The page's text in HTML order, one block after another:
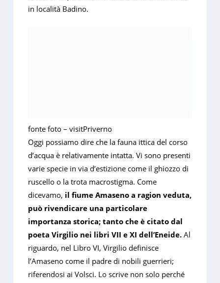
in località Badino.
fonte foto – visitPriverno
Oggi possiamo dire che la fauna ittica del corso
d’acqua è relativamente intatta. Vi sono presenti
varie specie in via d’estizione come il ghiozzo di
ruscello o la trota macrostigma. Come
dicevamo, il fiume Amaseno a ragion veduta,
può rivendicare una particolare
importanza storica; tanto che è citato dal
poeta Virgilio nei libri VII e XI dell’Eneide.Al
riguardo, nel Libro VI, Virgilio definisce
l’Amaseno come il padre di nobili guerrieri;
riferendosi ai Volsci. Lo scrive non solo perché